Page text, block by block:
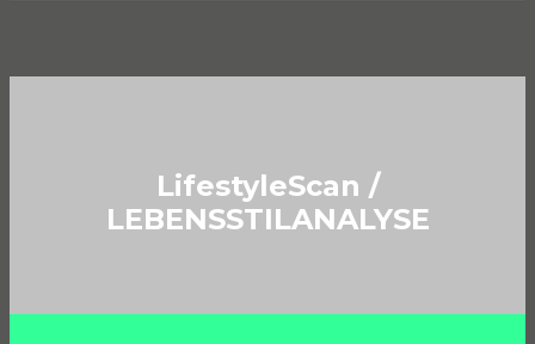
LifestyleScan /
LEBENSSTILANALYSE